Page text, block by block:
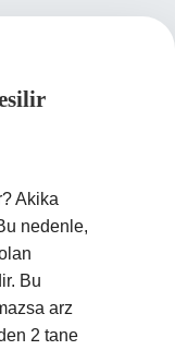
Akika
nedenle,
Bu
arz
2 tane